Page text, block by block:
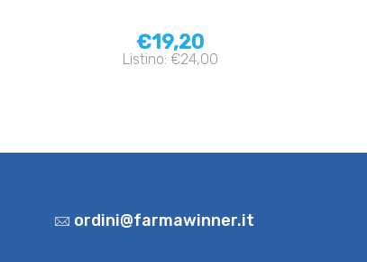
€19,20
Listino: €24,00
ordini@farmawinner.it